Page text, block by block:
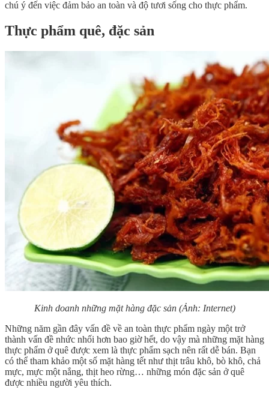
chú ý đến việc đảm bảo an toàn và độ tươi sống cho thực phẩm.
Thực phẩm quê, đặc sản
Kinh doanh những mặt hàng đặc sản (Ảnh: Internet)
Những năm gần đây vấn đề về an toàn thực phẩm ngày một trở
thành vấn đề nhức nhối hơn bao giờ hết, do vậy mà những mặt hàng
thực phẩm ở quê được xem là thực phẩm sạch nên rất dễ bán. Bạn
có thể tham khảo một số mặt hàng tết như thịt trâu khô, bò khô, chả
mực, mực một nắng, thịt heo rừng… những món đặc sản ở quê
được nhiều người yêu thích.